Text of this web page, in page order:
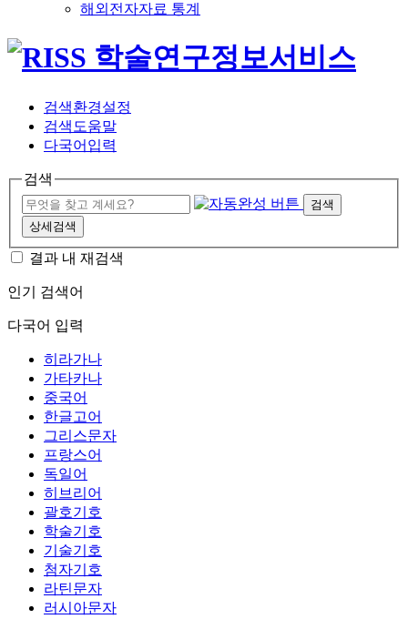
해외전자자료 통계
검색환경설정
검색도움말
다국어입력
검색
검색
상세검색
결과 내 재검색
인기 검색어
다국어 입력
히라가나
가타카나
중국어
한글고어
그리스문자
프랑스어
독일어
히브리어
괄호기호
학술기호
기술기호
첨자기호
라틴문자
러시아문자